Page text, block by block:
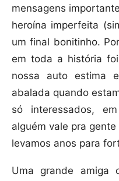
mensagens
heroína imperfeita
um final bonitinho.
em toda a história
nossa auto estima
abalada quando
só interessados,
alguém vale pra
levamos anos para
Uma grande amiga